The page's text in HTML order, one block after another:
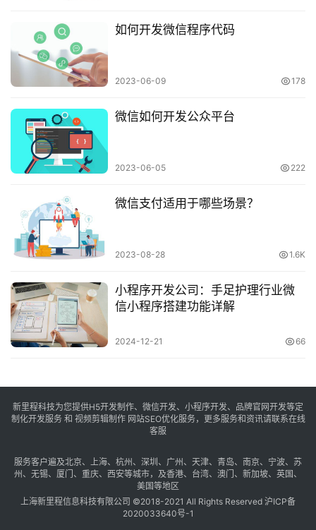
如何开发微信程序代码
2023-06-09 178
微信如何开发公众平台
2023-06-05 222
微信支付适用于哪些场景？
2023-08-28 1.6K
小程序开发公司：手足护理行业微
信小程序搭建功能详解
2024-12-21 66
新里程科技为您提供H5开发制作、微信开发、小程序开发、品牌官网开发等定
制化开发服务 和 视频剪辑制作 网站SEO优化服务，更多服务和资讯请联系在线
客服
服务客户遍及北京、 上海、 杭州 、 深圳 、 广州 、 天津、 青岛、 南京、 宁波、 苏
州 、 无锡、 厦门 、 重庆、 西安等城市，及香港、 台湾、 澳门 、 新加坡、 英国 、
美国等地区
上海新里程信息科技有限公司 ©2018-2021 All Rights Reserved 沪ICP备
2020033640号-1